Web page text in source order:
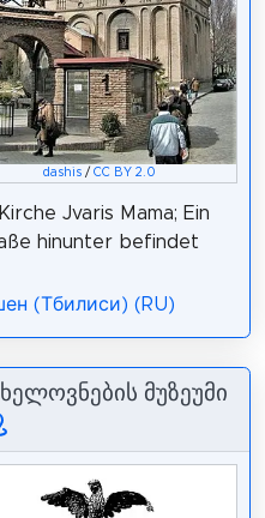
dashis/ CC BY 2.0
Jvaris Mama; Ein
hinunter befindet
(Тбилиси) (RU)
მუზეუმი